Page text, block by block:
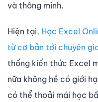
và thông minh.
Hiện tại, Học Excel
từ cơ bản tới chuyên
thống kiến thức Excel
nữa không hề có giới
có thể thoải mái học